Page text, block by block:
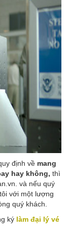
định về mang
hay không, thì
và nếu quý
với một lượng
quý khách.
ký làm đại lý vé